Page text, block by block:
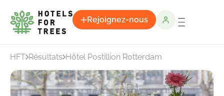
Rejoignez-nous
HFT Résultats Hôtel Postillion Rotterdam